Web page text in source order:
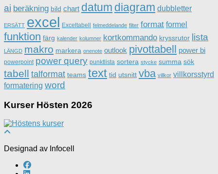
ai beräkning bild chart datum diagram dubbletter
ERSÄTT excel Exceltabell felmeddelande filter format formel
funktion färg kalender kolumner kortkommando kryssrutor lista
LÄNGD makro markera onenote outlook pivottabell power bi
powerpoint power query punktlista sortera stycke summa sök
tabell talformat teams text tid utsnitt vba villkor villkorsstyrd
formatering word
Kurser Hösten 2026
Designad av Infocell